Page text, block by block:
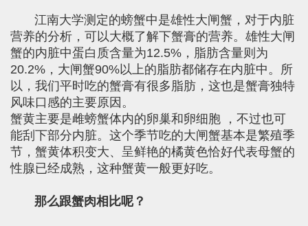
江南大学测定的螃蟹中是雄性大闸蟹，对于内脏
营养的分析，可以大概了解下蟹膏的营养。雄性大闸
蟹的内脏中蛋白质含量为12.5%，脂肪含量则为
20.2%，大闸蟹90%以上的脂肪都储存在内脏中。所
以，我们平时吃的蟹膏有很多脂肪，这也是蟹膏独特
风味口感的主要原因。
蟹黄主要是雌螃蟹体内的卵巢和卵细胞 ，不过也可
能刮下部分内脏。这个季节吃的大闸蟹基本是繁殖季
节，蟹黄体积变大、呈鲜艳的橘黄色恰好代表母蟹的
性腺已经成熟，这种蟹黄一般更好吃。
那么跟蟹肉相比呢？